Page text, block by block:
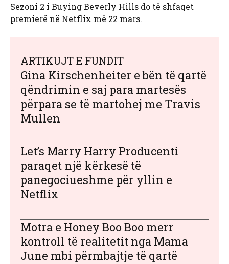
Sezoni 2 i Buying Beverly Hills do të shfaqet
premierë në Netflix më 22 mars.
ARTIKUJT E FUNDIT
Gina Kirschenheiter e bën të qartë
qëndrimin e saj para martesës
përpara se të martohej me Travis
Mullen
Let’s Marry Harry Producenti
paraqet një kërkesë të
panegociueshme për yllin e
Netflix
Motra e Honey Boo Boo merr
kontroll të realitetit nga Mama
June mbi përmbajtje të qartë